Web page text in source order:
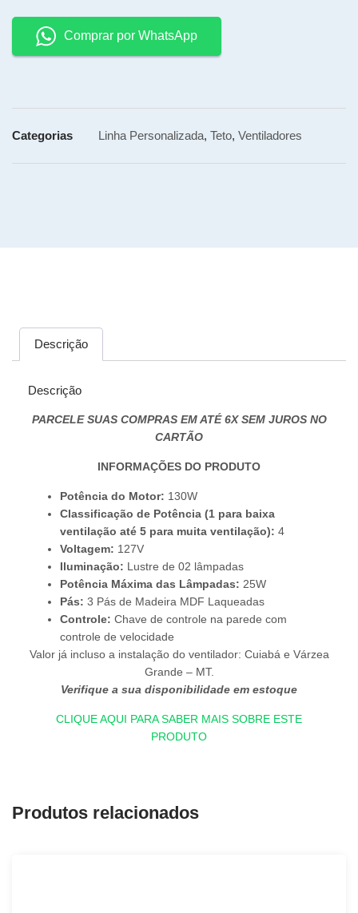
Comprar por WhatsApp
Categorias Linha Personalizada, Teto, Ventiladores
Descrição
Descrição
PARCELE SUAS COMPRAS EM ATÉ 6X SEM JUROS NO
CARTÃO
INFORMAÇÕES DO PRODUTO
Potência do Motor: 130W
Classificação de Potência (1 para baixa
ventilação até 5 para muita ventilação): 4
Voltagem: 127V
Iluminação: Lustre de 02 lâmpadas
Potência Máxima das Lâmpadas: 25W
Pás: 3 Pás de Madeira MDF Laqueadas
Controle: Chave de controle na parede com
controle de velocidade
Valor já incluso a instalação do ventilador: Cuiabá e Várzea
Grande – MT.
Verifique a sua disponibilidade em estoque
CLIQUE AQUI PARA SABER MAIS SOBRE ESTE
PRODUTO
Produtos relacionados